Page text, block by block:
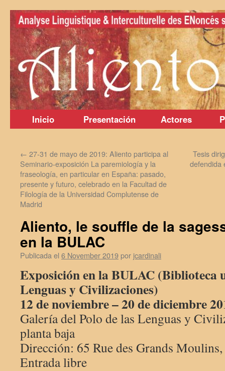
Saltar
contenido
Inicio Presentación Actores
← 27-31 de mayo de 2019: Aliento participa al
Seminario-exposición La paremiología y la
fraseología, en particular en España: pasado,
presente y futuro, celebrado en la Facultad de
Filología de la Universidad Complutense de
Madrid
Tesis
defendida
Aliento, le souffle de la
en la BULAC
Publicada el 6 November 2019por jcardinali
Exposición en la BULAC (Biblioteca
Lenguas y Civilizaciones)
12 de noviembre – 20 de diciembre
Galería del Polo de las Lenguas y
planta baja
Dirección: 65 Rue des Grands
Entrada libre